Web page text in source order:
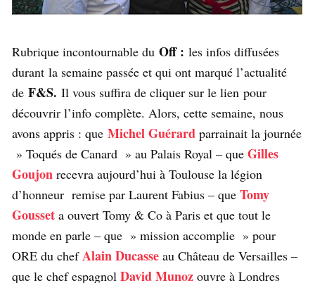
Rubrique incontournable du Off : les infos diffusées
durant la semaine passée et qui ont marqué l’actualité
de F&S. Il vous suffira de cliquer sur le lien pour
découvrir l’info complète. Alors, cette semaine, nous
avons appris : que Michel Guérard parrainait la journée
» Toqués de Canard » au Palais Royal – que Gilles
Goujon recevra aujourd’hui à Toulouse la légion
d’honneur remise par Laurent Fabius – que Tomy
Gousset a ouvert Tomy & Co à Paris et que tout le
monde en parle – que » mission accomplie » pour
ORE du chefAlain Ducasse au Château de Versailles –
que le chef espagnol David Munoz ouvre à Londres